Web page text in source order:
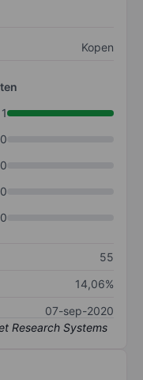
Kopen
1
0
0
0
0
55
14,06%
07-sep-2020